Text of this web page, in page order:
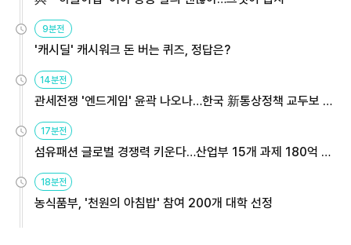
9분전
'캐시딜' 캐시워크 돈 버는 퀴즈, 정답은?
14분전
관세전쟁 '엔드게임' 윤곽 나오나…한국 新통상정책 교두보 활
용해야
17분전
섬유패션 글로벌 경쟁력 키운다…산업부 15개 과제 180억 지
원
18분전
농식품부, '천원의 아침밥' 참여 200개 대학 선정